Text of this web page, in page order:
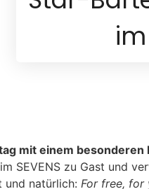
mit einem besonderen
im SEVENS zu Gast und
und natürlich: For free, for